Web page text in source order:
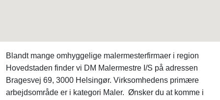
Blandt mange omhyggelige malermesterfirmaer i region
Hovedstaden finder vi DM Malermestre I/S på adressen
Bragesvej 69, 3000 Helsingør. Virksomhedens primære
arbejdsområde er i kategori Maler. Ønsker du at komme i